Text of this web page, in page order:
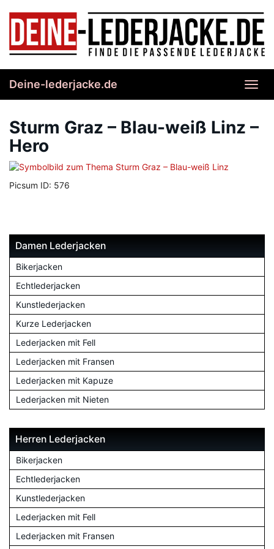
content
Deine-lederjacke.de
Sturm Graz – Blau-weiß Linz –
Hero
Picsum ID: 576
Damen Lederjacken
Bikerjacken
Echtlederjacken
Kunstlederjacken
Kurze Lederjacken
Lederjacken mit Fell
Lederjacken mit Fransen
Lederjacken mit Kapuze
Lederjacken mit Nieten
Herren Lederjacken
Bikerjacken
Echtlederjacken
Kunstlederjacken
Lederjacken mit Fell
Lederjacken mit Fransen